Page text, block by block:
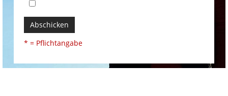
Abschicken
* = Pflichtangabe